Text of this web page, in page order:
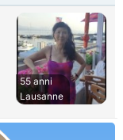
55 anni
Lausanne